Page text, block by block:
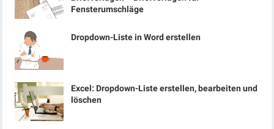
Fensterumschläge
Dropdown-Liste in Word erstellen
Excel: Dropdown-Liste erstellen, bearbeiten und
löschen